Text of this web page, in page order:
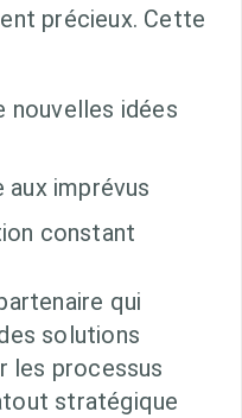
précieux. Cette
nouvelles idées
imprévus
constant
qui
solutions
les processus
stratégique